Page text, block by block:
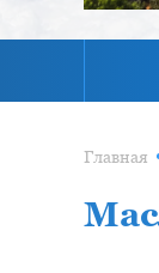
Главная